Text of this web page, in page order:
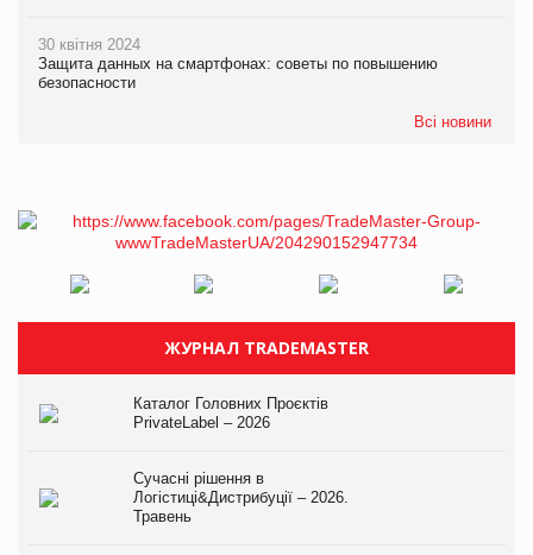
30 квітня 2024
Защита данных на смартфонах: советы по повышению
безопасности
Всі новини
ЖУРНАЛ TRADEMASTER
Каталог Головних Проєктів
PrivateLabel – 2026
Сучасні рішення в
Логістиці&Дистрибуції – 2026.
Травень